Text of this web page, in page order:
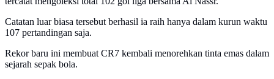
Catatan luar biasa tersebut berhasil ia raih hanya dalam kurun waktu
107 pertandingan saja.
Rekor baru ini membuat CR7 kembali menorehkan tinta emas dalam
sejarah sepak bola.